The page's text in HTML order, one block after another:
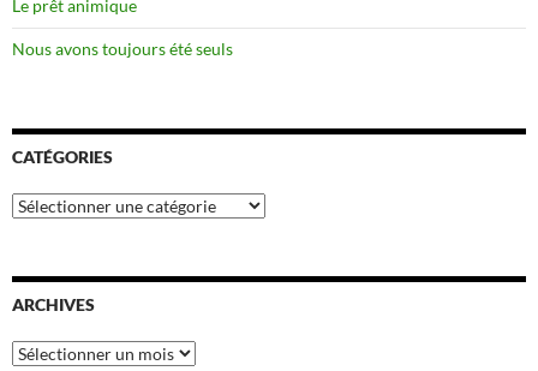
Le prêt animique
Nous avons toujours été seuls
CATÉGORIES
Catégories
ARCHIVES
Archives